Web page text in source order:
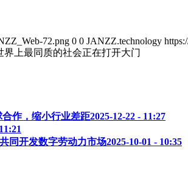
72.png 0 0 JANZZ.technology
界上最同质的社会正在打开大门
作，缩小行业差距2025-12-22 - 11:27
同开发数字劳动力市场2025-10-01 - 10:35